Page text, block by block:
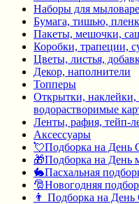
Наборы для
Бумага, тишью,
Пакеты, мешочки,
Коробки, трапеции,
Цветы, листья,
Декор, наполнители
Топперы
Открытки,
водорастворимые
Ленты, рафия, тейп-
Аксессуары
💘Подборка на День
🎁Подборка на День
🐇Пасхальная
🎅Новогодняя
👨 Подборка на День